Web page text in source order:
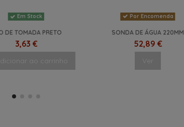
Em Stock
DE TOMADA PRETO
3,63 €
ao carrinho
Por Encomenda
SONDA DE ÁGUA 220MM
52,89 €
Ver